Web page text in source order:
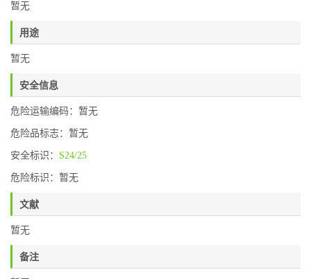
暂无
用途
暂无
安全信息
危险运输编码：暂无
危险品标志：暂无
安全标识： S24/25
危险标识：暂无
文献
暂无
备注